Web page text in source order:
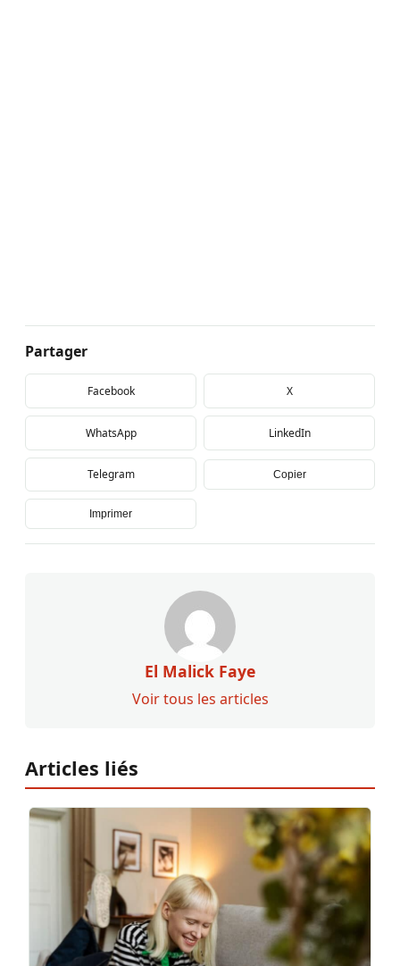
Partager
Facebook X
WhatsApp LinkedIn
Telegram Copier
Imprimer
El Malick Faye
Voir tous les articles
Articles liés